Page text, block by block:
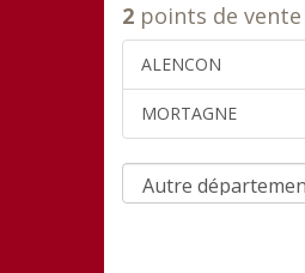
2 points de vente
ALENCON
MORTAGNE